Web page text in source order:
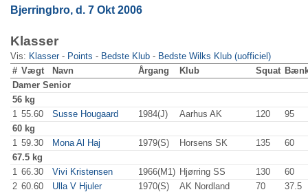
Bjerringbro, d. 7 Okt 2006
Klasser
Vis: Klasser- Points - Bedste Klub - Bedste Wilks Klub (uofficiel)
# Vægt Navn Årgang Klub Squat
Damer Senior
56 kg
1 55.60 Susse Hougaard 1984(J) Aarhus AK 120 95
60 kg
1 59.30 Mona Al Haj 1979(S) Horsens SK 135 60
67.5 kg
1 66.30 Vivi Kristensen 1966(M1) Hjørring SS 130 60
2 60.60 Ulla V Hjuler 1970(S) AK Nordland 70
37.5